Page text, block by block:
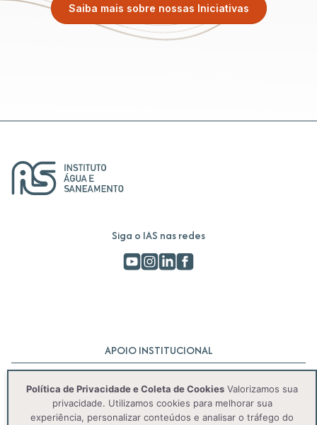
Saiba mais sobre nossas Iniciativas
Siga o IAS nas redes
APOIO INSTITUCIONAL
Política de Privacidade e Coleta de Cookies Valorizamos sua
privacidade. Utilizamos cookies para melhorar sua
experiência, personalizar conteúdos e analisar o tráfego do